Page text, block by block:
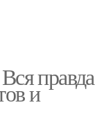
правда
и